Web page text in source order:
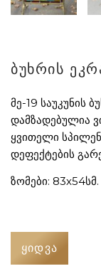
ბუხრის
მე-19 საუკუნის
დამზადებულია
ყვითელი
დეფექტების
ზომები: 83х54სმ.
ᲧᲘᲓᲕᲐ